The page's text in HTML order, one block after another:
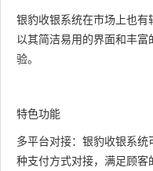
银豹收银系统在市场上也
以其简洁易用的界面和丰
验。
特色功能
多平台对接：银豹收银系
种支付方式对接，满足顾客